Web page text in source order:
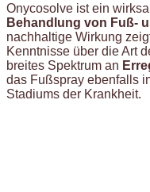
Onycosolve ist ein
Behandlung von Fuß-
nachhaltige Wirkung
Kenntnisse über die Art
breites Spektrum an
das Fußspray ebenfalls
Stadiums der Krankheit.